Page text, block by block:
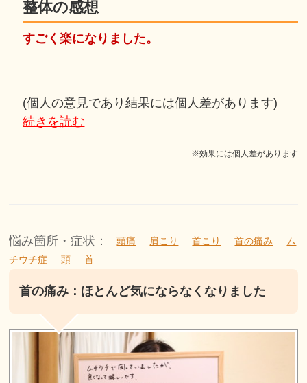
整体の感想
すごく楽になりました。
(個人の意見であり結果には個人差があります)
続きを読む
※効果には個人差があります
悩み箇所・症状： 頭痛 肩こり 首こり 首の痛み
ム
チウチ症
頭 首
首の痛み：ほとんど気にならなくなりました